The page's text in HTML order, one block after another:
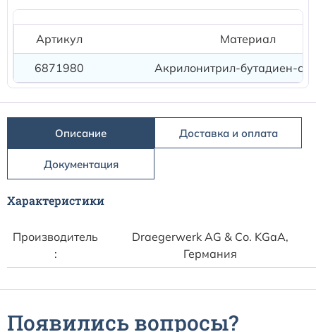
Артикул Материал
6871980 Акрилонитрил-бутадиен-
Описание Доставка и оплата
Документация
Характеристики
Производитель
:
Draegerwerk AG & Со. KGaA,
Германия
Появились вопросы?
Расходные материалы к аппаратам Comen
Расходные материалы к аппаратам Philips